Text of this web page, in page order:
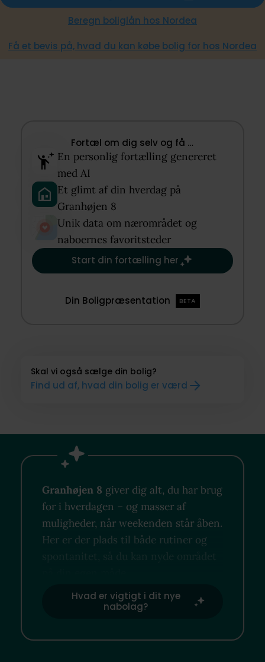
Beregn boliglån hos Nordea
Få et bevis på, hvad du kan købe bolig for hos Nordea
Fortæl om dig selv og få …​
En personlig fortælling genereret
med AI​
Et glimt af din hverdag på
Granhøjen 8​
Unik data om nærområdet og
naboernes favoritsteder​
Start din fortælling her
Din Boligpræsentation BETA
Skal vi også sælge din bolig?
Find ud af, hvad din bolig er værd
Granhøjen 8 giver dig alt, du har brug
for i hverdagen – og masser af
muligheder, når weekenden står åben.
Her er der plads til både rutiner og
spontanitet, så du kan nyde området
Hvad er vigtigt i dit nye
nabolag?